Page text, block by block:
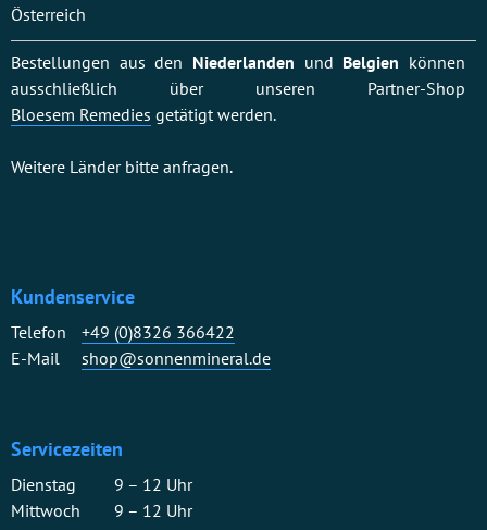
Österreich
Bestellungen aus den Niederlanden und Belgien können
ausschließlich über unseren Partner-Shop
Bloesem Remedies getätigt werden.
Weitere Länder bitte anfragen.
Kundenservice
Telefon
+49 (0)8326 366422
E-Mail
shop@sonnenmineral.de
Servicezeiten
Dienstag
9 – 12 Uhr
Mittwoch
9 – 12 Uhr